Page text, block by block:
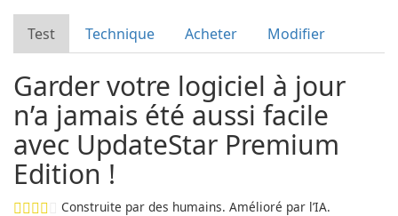
Test Technique Acheter Modifier
Garder votre logiciel à jour
n’a jamais été aussi facile
avec UpdateStar Premium
Edition !
Construite par des humains. Amélioré par l’IA.